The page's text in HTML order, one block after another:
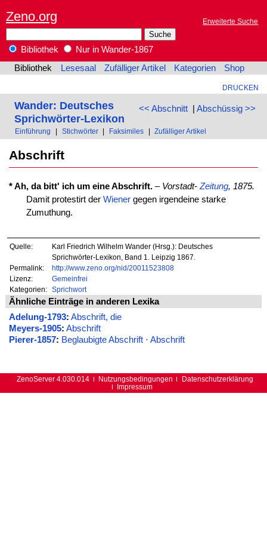
Zeno.org Erweiterte Suche
Bibliothek
Nur in Wander-1867
Bibliothek
Lesesaal Zufälliger Artikel Kategorien Shop
DRUCKEN
<< Abschnitt| Abschüssig >>
Wander: Deutsches
Sprichwörter-Lexikon
Einführung Stichwörter Faksimiles Zufälliger Artikel
Abschrift
* Ah, da bitt' ich um eine Abschrift.– Vorstadt-Zeitung, 1875.
Damit protestirt der Wienergegen irgendeine starke
Zumuthung.
Quelle:
Karl Friedrich Wilhelm Wander (Hrsg.): Deutsches
Sprichwörter-Lexikon, Band 1. Leipzig 1867.
Permalink:
http://www.zeno.org/nid/20011523808
Lizenz:
Gemeinfrei
Kategorien:
Sprichwort
Ähnliche Einträge in anderen Lexika
Adelung-1793: Abschrift, die
Meyers-1905: Abschrift
Pierer-1857: Beglaubigte Abschrift· Abschrift
ZenoServer 4.030.014 Nutzungsbedingungen
Datenschutzerklärung
Impressum